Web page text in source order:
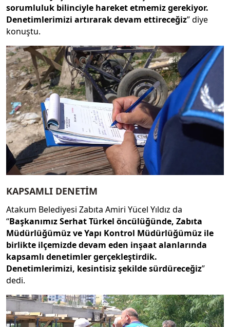
sorumluluk bilinciyle hareket etmemiz gerekiyor.
Denetimlerimizi artırarak devam ettireceğiz” diye
konuştu.
KAPSAMLI DENETİM
Atakum Belediyesi Zabıta Amiri Yücel Yıldız da
“Başkanımız Serhat Türkel öncülüğünde, Zabıta
Müdürlüğümüz ve Yapı Kontrol Müdürlüğümüz ile
birlikte ilçemizde devam eden inşaat alanlarında
kapsamlı denetimler gerçekleştirdik.
Denetimlerimizi, kesintisiz şekilde sürdüreceğiz”
dedi.